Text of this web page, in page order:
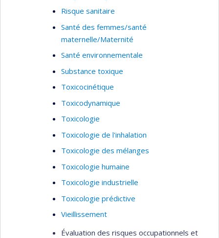
Risque sanitaire
Santé des femmes/santé
maternelle/Maternité
Santé environnementale
Substance toxique
Toxicocinétique
Toxicodynamique
Toxicologie
Toxicologie de l'inhalation
Toxicologie des mélanges
Toxicologie humaine
Toxicologie industrielle
Toxicologie prédictive
Vieillissement
Évaluation des risques occupationnels et